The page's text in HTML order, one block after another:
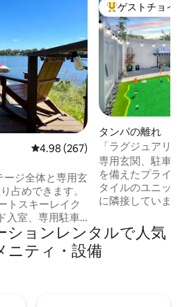
す。
レビュー267件、5つ星中4.98つ
4.98 (267)
ジ全体と専用玄
占めできます。
トスキーレイク
入室、専用駐車
1台、バスルーム
ッド、洗濯機・乾
レビ、遮光カー
大好評のゲスト
ゲストチョイス
タンパの離れ
「ラグジュアリ
ッシュガーデン/
専用玄関、駐車場
を備えたプライベ
タイルのユニッ
に隣接しています
ます。 ジャグジー、パーゴラ、パッティ
ンググリーンを備
宿泊先をお楽しみ
ションレンタルで人気
ニティ・設備